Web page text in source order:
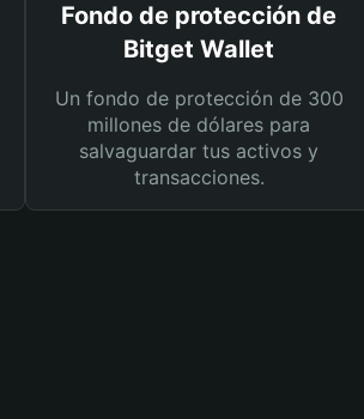
Fondo de protección de
Bitget Wallet
Un fondo de protección de 300
millones de dólares para
salvaguardar tus activos y
transacciones.